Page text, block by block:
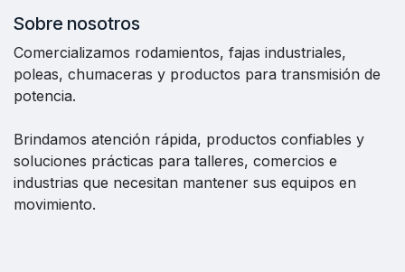
Sobre nosotros
Comercializamos rodamientos, fajas industriales,
poleas, chumaceras y productos para transmisión de
potencia.
Brindamos atención rápida, productos confiables y
soluciones prácticas para talleres, comercios e
industrias que necesitan mantener sus equipos en
movimiento.